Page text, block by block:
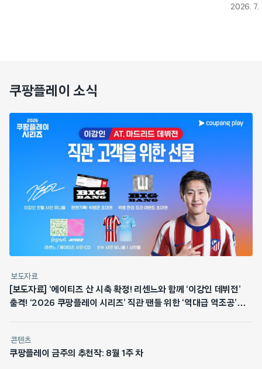
2026. 7.
쿠팡플레이 소식
보도자료
[보도자료] ‘에이티즈 산 시축 확정! 리센느와 함께 ‘이강인 데뷔전’
출격! ‘2026 쿠팡플레이 시리즈’ 직관 팬들 위한 ‘역대급 역조공’
콘텐츠
쿠팡플레이 금주의 추천작: 8월 1주 차